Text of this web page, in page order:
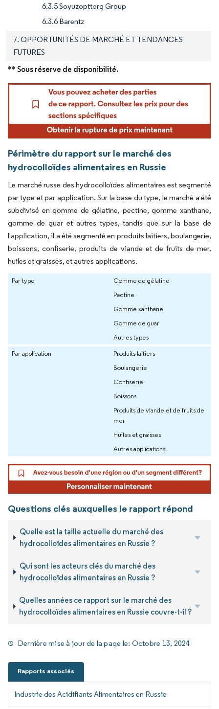
6.3.5 Soyuzopttorg Group
6.3.6 Barentz
7. OPPORTUNITÉS DE MARCHÉ ET TENDANCES
FUTURES
** Sous réserve de disponibilité.
Périmètre du rapport sur le marché des
hydrocolloïdes alimentaires en Russie
Le marché russe des hydrocolloïdes alimentaires est segmenté
par type et par application. Sur la base du type, le marché a été
subdivisé en gomme de gélatine, pectine, gomme xanthane,
gomme de guar et autres types, tandis que sur la base de
l'application, il a été segmenté en produits laitiers, boulangerie,
boissons, confiserie, produits de viande et de fruits de mer,
huiles et graisses, et autres applications.
Par type
Gomme de gélatine
Pectine
Gomme xanthane
Gomme de guar
Autres types
Par application
Produits laitiers
Boulangerie
Confiserie
Boissons
Produits de viande et de fruits de
mer
Huiles et graisses
Autres applications
Questions clés auxquelles le rapport répond
Quelle est la taille actuelle du marché des
hydrocolloïdes alimentaires en Russie ?
Qui sont les acteurs clés du marché des
hydrocolloïdes alimentaires en Russie ?
Quelles années ce rapport sur le marché des
hydrocolloïdes alimentaires en Russie couvre-t-il ?
Dernière mise à jour de la page le: Octobre 13, 2024
Rapports associés
Industrie des Acidifiants Alimentaires en Russie